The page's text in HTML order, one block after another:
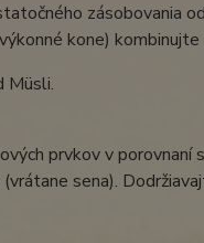
zásobovania
kone)
Müsli.
prvkov v
sena).